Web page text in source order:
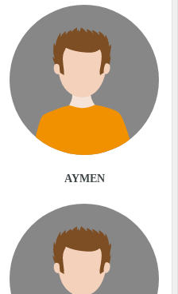
AYMEN